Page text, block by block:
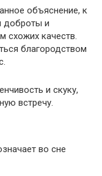
объяснение, к
доброты и
схожих качеств.
благородством
и скуку,
встречу.
во сне